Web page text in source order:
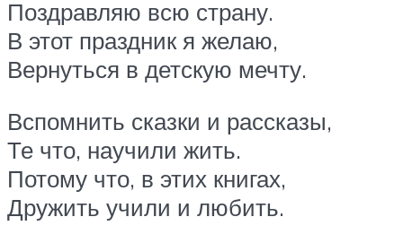
Поздравляю всю страну.
В этот праздник я желаю,
Вернуться в детскую мечту.
Вспомнить сказки и рассказы,
Те что, научили жить.
Потому что, в этих книгах,
Дружить учили и любить.